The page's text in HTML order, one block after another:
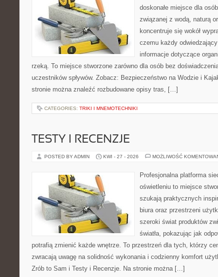
doskonałe miejsce dla
związanej z wodą, naturą
koncentruje się wokół
czemu każdy
informacje dotyczące
rzeką. To miejsce stworzone zarówno dla osób bez
uczestników spływów. Zobacz: Bezpieczeństwo na Wodzie i
stronie można znaleźć rozbudowane opisy tras, […]
CATEGORIES: TRIKI I MNEMOTECHNIKI
TESTY I RECENZJE
POSTED BY ADMIN KWI - 27 - 2026 MOŻLIWOŚĆ
Profesjonalna platforma
oświetleniu to miejsce
szukają praktycznych
biura oraz przestrzeni
szeroki świat produktów
światła, pokazując jak
potrafią zmienić każde wnętrze. To przestrzeń dla tych, którzy
zwracają uwagę na solidność wykonania i codzienny komfort
Zrób to Sam i Testy i Recenzje. Na stronie można […]